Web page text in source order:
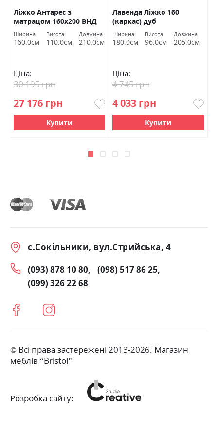
Ліжко Антарес з
матрацом 160х200 ВНД
Луцьк
Ширина
160.0см
Висота
110.0см
Довжина
210.0см
Ціна:
27 176 грн
30 195 грн
Купити
Лавенда Ліжко 160
(каркас) дуб
шоколадний/сосна
норвежська ВМВ
Ширина
180.0см
Висота
96.0см
Довжина
205.0см
Ціна:
4 033 грн
4 745 грн
Купити
с.Сокільники, вул.Стрийська, 4
(093) 878 10 80
(098) 517 86 25
(099) 326 22 68
© Всі права застережені 2013-2026. Магазин
меблів “Bristol”
Розробка сайту: